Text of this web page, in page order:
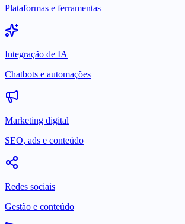
Plataformas e ferramentas
Integração de IA
Chatbots e automações
Marketing digital
SEO, ads e conteúdo
Redes sociais
Gestão e conteúdo